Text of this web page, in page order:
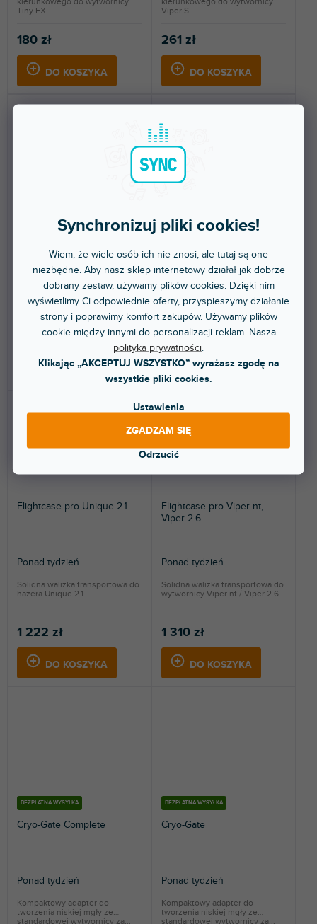
Synchronizuj pliki cookies!
Wiem, że wiele osób ich nie znosi, ale tutaj są one
niezbędne. Aby nasz sklep internetowy działał jak dobrze
dobrany zestaw, używamy plików cookies. Dzięki nim
wyświetlimy Ci odpowiednie oferty, przyspieszymy działanie
strony i poprawimy komfort zakupów. Używamy plików
cookie między innymi do personalizacji reklam. Nasza
polityka prywatności
Klikając „AKCEPTUJ WSZYSTKO” wyrażasz zgodę na
wszystkie pliki cookies.
Ustawienia
Odrzucić
ZGADZAM SIĘ
180 zł
DO KOSZYKA
Tiny FX.
261 zł
DO KOSZYKA
Viper S.
Ponad tydzień
261 zł
DO KOSZYKA
Adapter do podłączenia węża
kierunkowego do wytwornicy
Viper nt / 2.6.
Ponad tydzień
960 zł
DO KOSZYKA
Uchwyt wiszący z platformą i
zbiornikiem na płyny do
wytwornic Look.
Flightcase pro Unique 2.1
Ponad tydzień
1 222 zł
DO KOSZYKA
Solidna walizka transportowa do
hazera Unique 2.1.
Flightcase pro Viper nt,
Viper 2.6
Ponad tydzień
1 310 zł
DO KOSZYKA
Solidna walizka transportowa do
wytwornicy Viper nt / Viper 2.6.
BEZPŁATNA WYSYŁKA
Cryo-Gate Complete
Ponad tydzień
Kompaktowy adapter do
tworzenia niskiej mgły ze
standardowej wytwornicy za...
BEZPŁATNA WYSYŁKA
Cryo-Gate
Ponad tydzień
Kompaktowy adapter do
tworzenia niskiej mgły ze
standardowej wytwornicy za...